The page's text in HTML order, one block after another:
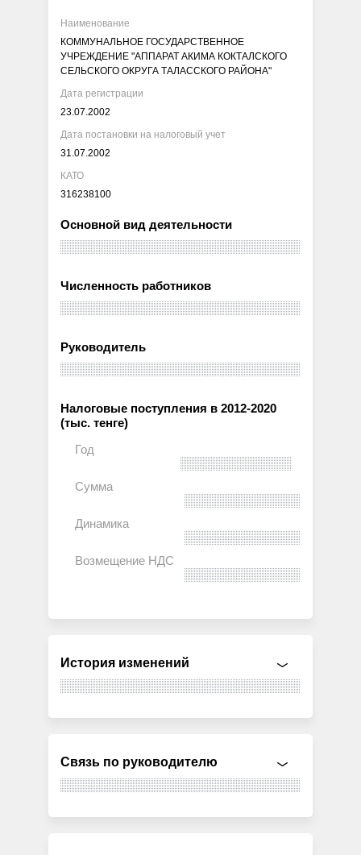
Наименование
КОММУНАЛЬНОЕ ГОСУДАРСТВЕННОЕ
УЧРЕЖДЕНИЕ "АППАРАТ АКИМА КОКТАЛСКОГО
СЕЛЬСКОГО ОКРУГА ТАЛАССКОГО РАЙОНА"
Дата регистрации
23.07.2002
Дата постановки на налоговый учет
31.07.2002
КАТО
316238100
Основной вид деятельности
Численность работников
Руководитель
Налоговые поступления в 2012-2020
(тыс. тенге)
История изменений
Связь по руководителю